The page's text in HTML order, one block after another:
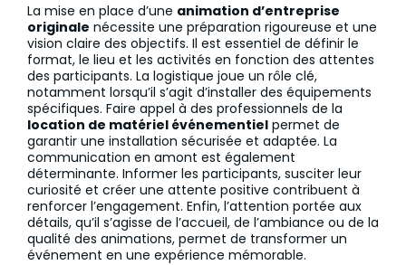
La mise en place d’une animation d’entreprise
originale nécessite une préparation rigoureuse et une
vision claire des objectifs. Il est essentiel de définir le
format, le lieu et les activités en fonction des attentes
des participants. La logistique joue un rôle clé,
notamment lorsqu’il s’agit d’installer des équipements
spécifiques. Faire appel à des professionnels de la
location de matériel événementiel permet de
garantir une installation sécurisée et adaptée. La
communication en amont est également
déterminante. Informer les participants, susciter leur
curiosité et créer une attente positive contribuent à
renforcer l’engagement. Enfin, l’attention portée aux
détails, qu’il s’agisse de l’accueil, de l’ambiance ou de la
qualité des animations, permet de transformer un
événement en une expérience mémorable.